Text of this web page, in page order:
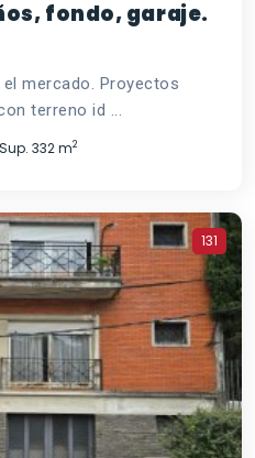
fondo, garaje.
el mercado. Proyectos
terreno id ...
Sup. 332 m2
131